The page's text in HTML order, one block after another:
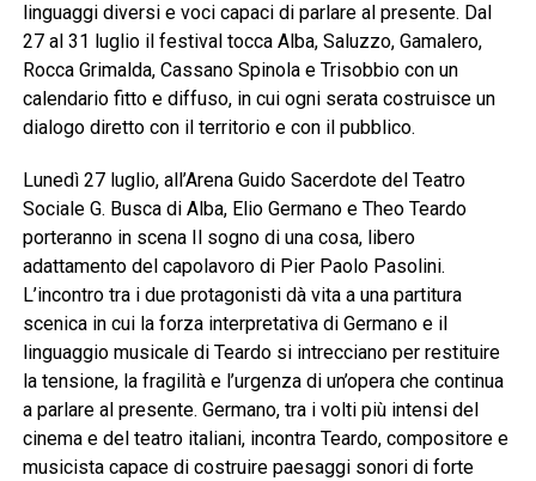
linguaggi diversi e voci capaci di parlare al presente. Dal
27 al 31 luglio il festival tocca Alba, Saluzzo, Gamalero,
Rocca Grimalda, Cassano Spinola e Trisobbio con un
calendario fitto e diffuso, in cui ogni serata costruisce un
dialogo diretto con il territorio e con il pubblico.
Lunedì 27 luglio, all’Arena Guido Sacerdote del Teatro
Sociale G. Busca di Alba, Elio Germano e Theo Teardo
porteranno in scena Il sogno di una cosa, libero
adattamento del capolavoro di Pier Paolo Pasolini.
L’incontro tra i due protagonisti dà vita a una partitura
scenica in cui la forza interpretativa di Germano e il
linguaggio musicale di Teardo si intrecciano per restituire
la tensione, la fragilità e l’urgenza di un’opera che continua
a parlare al presente. Germano, tra i volti più intensi del
cinema e del teatro italiani, incontra Teardo, compositore e
musicista capace di costruire paesaggi sonori di forte